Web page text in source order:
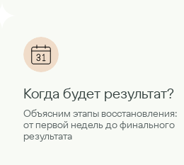
Когда будет результат?
Объясним этапы восстановления:
от первой недель до финального
результата